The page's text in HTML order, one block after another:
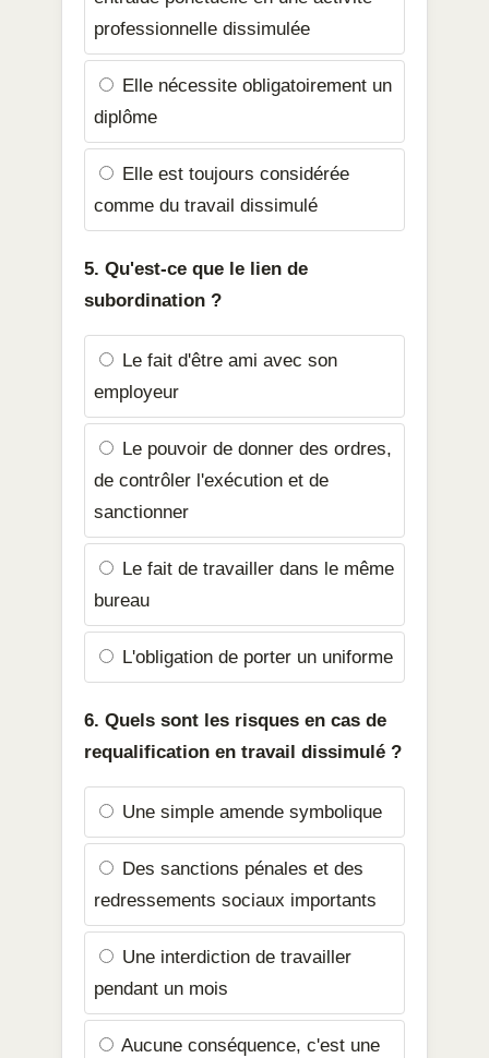
professionnelle dissimulée
Elle nécessite obligatoirement un
diplôme
Elle est toujours considérée
comme du travail dissimulé
5. Qu'est-ce que le lien de
subordination ?
Le fait d'être ami avec son
employeur
Le pouvoir de donner des ordres,
de contrôler l'exécution et de
sanctionner
Le fait de travailler dans le même
bureau
L'obligation de porter un uniforme
6. Quels sont les risques en cas de
requalification en travail dissimulé ?
Une simple amende symbolique
Des sanctions pénales et des
redressements sociaux importants
Une interdiction de travailler
pendant un mois
Aucune conséquence, c'est une